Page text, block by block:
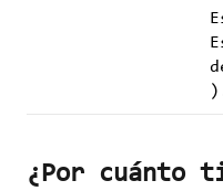
¿Por cuánto